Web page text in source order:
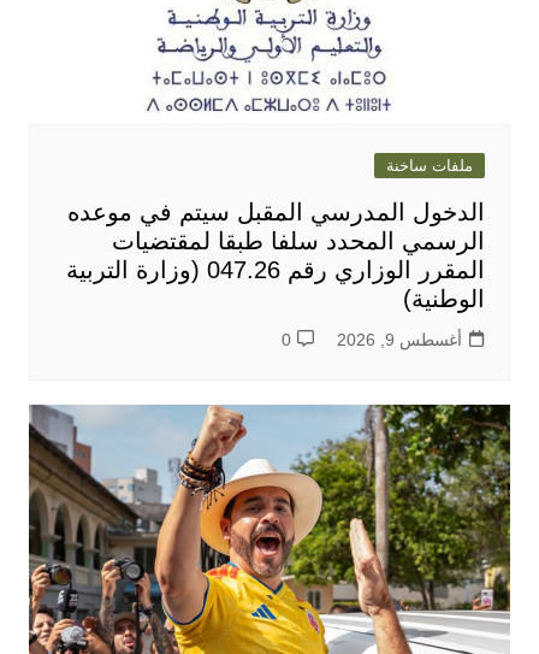
ملفات ساخنة
الدخول المدرسي المقبل سیتم في موعده
الرسمي المحدد سلفا طبقا لمقتضیات
المقرر الوزاري رقم 047.26 (وزارة التربية
الوطنية)
أغسطس 9, 2026 0